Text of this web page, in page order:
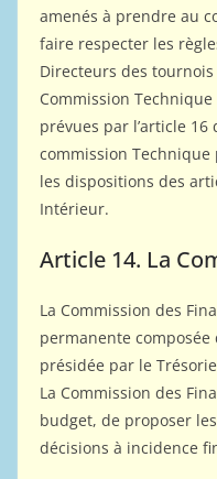
amenés à prendre au
faire respecter les
Directeurs des
Commission
prévues par l’article
commission Technique
les dispositions des
Intérieur.
Article 14. La
La Commission des
permanente composée
présidée par le
La Commission des
budget, de proposer
décisions à incidence